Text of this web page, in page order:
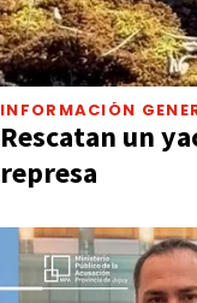
INFORMACIÓN
Rescatan un
represa